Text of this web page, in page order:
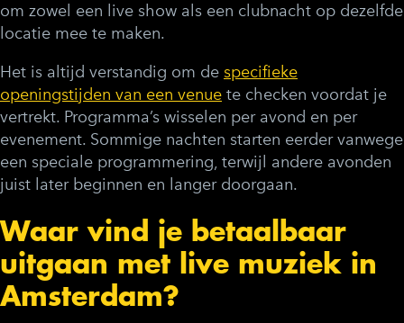
om zowel een live show als een clubnacht op dezelfde
locatie mee te maken.
Het is altijd verstandig om de specifieke
openingstijden van een venue te checken voordat je
vertrekt. Programma’s wisselen per avond en per
evenement. Sommige nachten starten eerder vanwege
een speciale programmering, terwijl andere avonden
juist later beginnen en langer doorgaan.
Waar vind je betaalbaar
uitgaan met live muziek in
Amsterdam?